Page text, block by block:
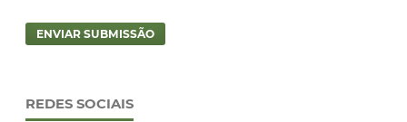
ENVIAR SUBMISSÃO
REDES SOCIAIS